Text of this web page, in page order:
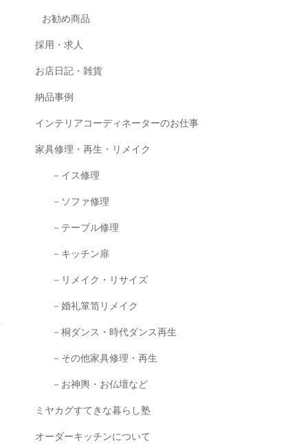
お勧め商品
採用・求人
お店日記・雑貨
納品事例
インテリアコーディネーターのお仕事
家具修理・再生・リメイク
－イス修理
－ソファ修理
－テーブル修理
－キッチン扉
－リメイク・リサイズ
－婚礼箪笥リメイク
－桐ダンス・時代ダンス再生
－その他家具修理・再生
－お神輿・お仏壇など
ミヤカグすてきな暮らし塾
オーダーキッチンについて